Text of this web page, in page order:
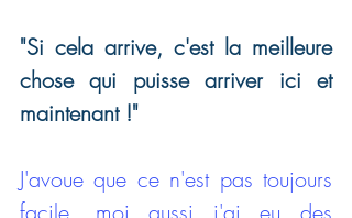
"Si cela arrive, c'est la meilleure
chose qui puisse arriver ici et
maintenant !"
J'avoue que ce n'est pas toujours